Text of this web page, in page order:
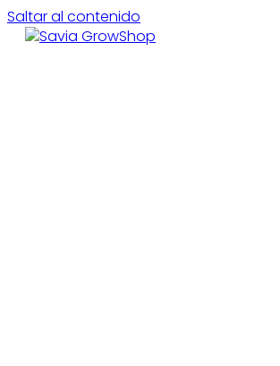
Saltar al contenido